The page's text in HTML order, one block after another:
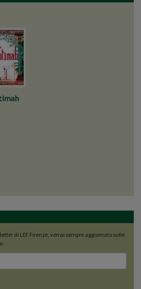
di LEF Firenze, verrai sempre aggiornato sulle